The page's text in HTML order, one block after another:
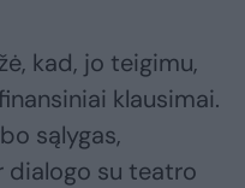
kad, jo teigimu,
klausimai.
sąlygas,
dialogo su teatro